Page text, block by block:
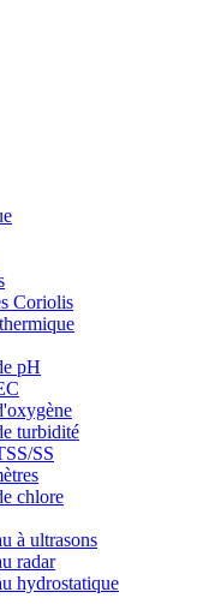
Coriolis
pH
turbidité
SS
chlore
à ultrasons
radar
hydrostatique